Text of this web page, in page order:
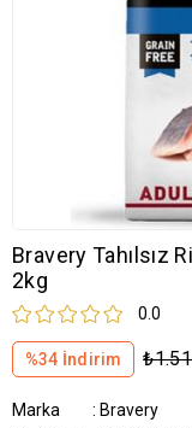
Bravery Tahılsız
2kg
0.0
%34 İndirim
Marka : Bravery